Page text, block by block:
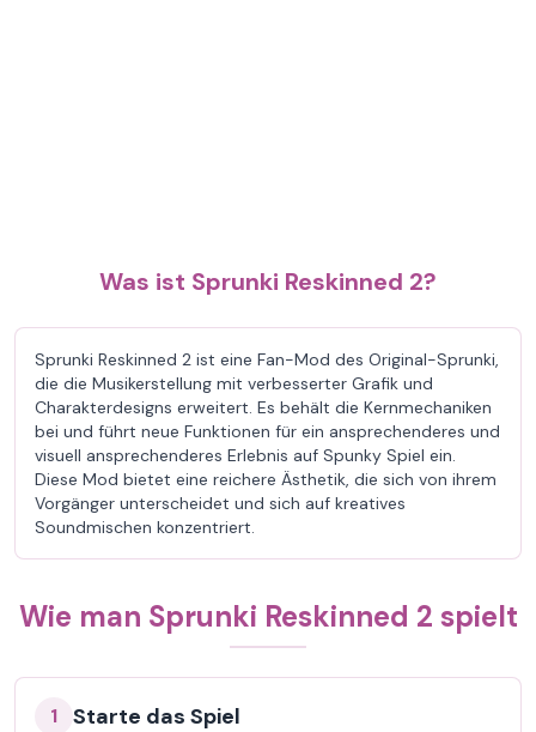
Was ist Sprunki Reskinned 2?
Sprunki Reskinned 2 ist eine Fan-Mod des Original-Sprunki,
die die Musikerstellung mit verbesserter Grafik und
Charakterdesigns erweitert. Es behält die Kernmechaniken
bei und führt neue Funktionen für ein ansprechenderes und
visuell ansprechenderes Erlebnis auf Spunky Spiel ein.
Diese Mod bietet eine reichere Ästhetik, die sich von ihrem
Vorgänger unterscheidet und sich auf kreatives
Soundmischen konzentriert.
Wie man Sprunki Reskinned 2 spielt
1 Starte das Spiel